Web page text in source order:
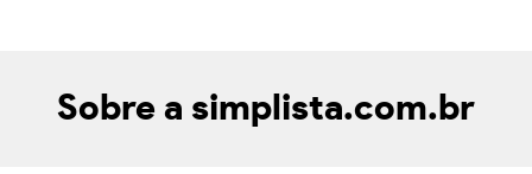
Sobre a simplista.com.br